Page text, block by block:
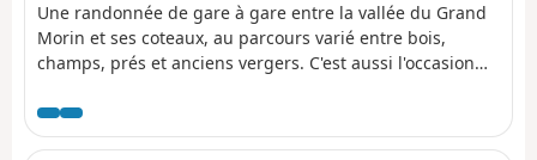
Une randonnée de gare à gare entre la vallée du Grand
Morin et ses coteaux, au parcours varié entre bois,
champs, prés et anciens vergers. C'est aussi l'occasion
en nombre le long de la rivière.